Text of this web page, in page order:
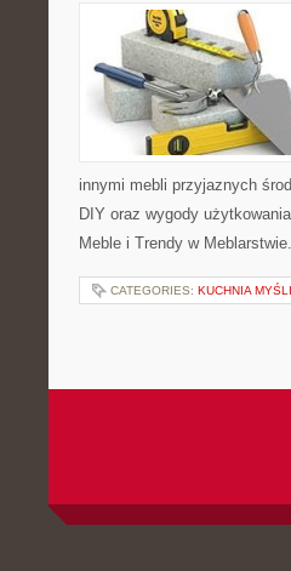
innymi mebli przyjaznych
DIY oraz wygody
Meble i Trendy w
CATEGORIES: KUCHNIA